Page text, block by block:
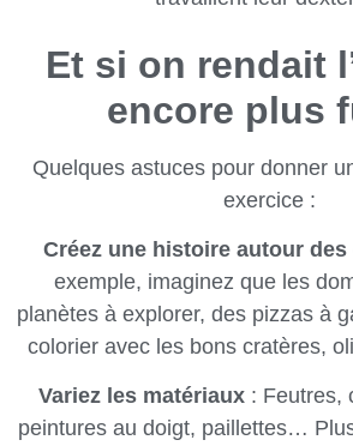
Et si on rendait
encore plus
Quelques astuces pour donner
exercice :
Créez une histoire autour
exemple, imaginez que les
planètes à explorer, des pizzas à
colorier avec les bons cratères,
Variez les matériaux: Feutres,
peintures au doigt, paillettes…